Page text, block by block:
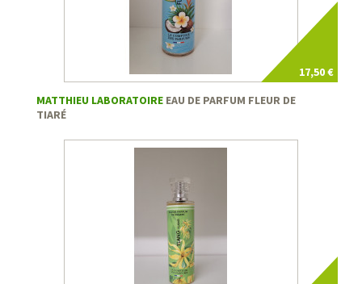
17,50 €
MATTHIEU LABORATOIRE EAU DE PARFUM FLEUR DE
TIARÉ